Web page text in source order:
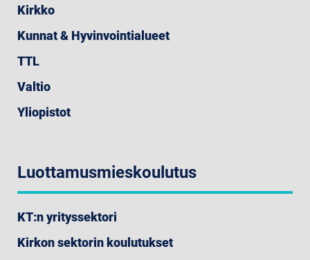
Kirkko
Kunnat & Hyvinvointialueet
TTL
Valtio
Yliopistot
Luottamusmieskoulutus
KT:n yrityssektori
Kirkon sektorin koulutukset